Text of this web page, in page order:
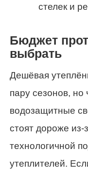
стелек и
Бюджет
выбрать
Дешёвая
пару сезонов, но
водозащитные
стоят дороже из-
технологичной
утеплителей.